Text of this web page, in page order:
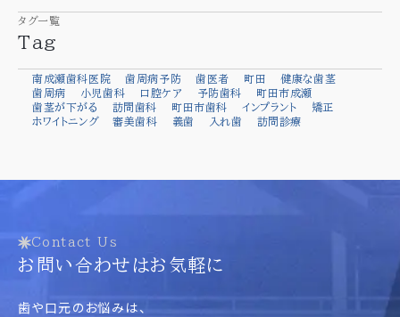
タグ一覧
Tag
南成瀬歯科医院 歯周病予防 歯医者 町田
健康な歯茎
歯周病
小児歯科 口腔ケア 予防歯科
町田市成瀬
歯茎が下がる
訪問歯科 町田市歯科 インプラント
矯正
ホワイトニング
審美歯科 義歯 入れ歯 訪問診療
Contact Us
お問い合わせはお気軽に
歯や口元のお悩みは、